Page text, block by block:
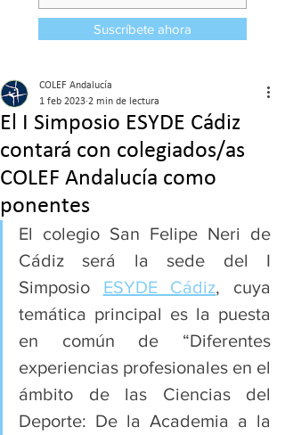
Suscríbete ahora
El I Simposio ESYDE Cádiz
contará con colegiados/as
COLEF Andalucía como
ponentes
COLEF Andalucía
1 feb 2023 2 min de lectura
El colegio San Felipe Neri de
Cádiz será la sede del I
Simposio ESYDE Cádiz, cuya
temática principal es la puesta
en común de “Diferentes
experiencias profesionales en el
ámbito de las Ciencias del
Deporte: De la Academia a la